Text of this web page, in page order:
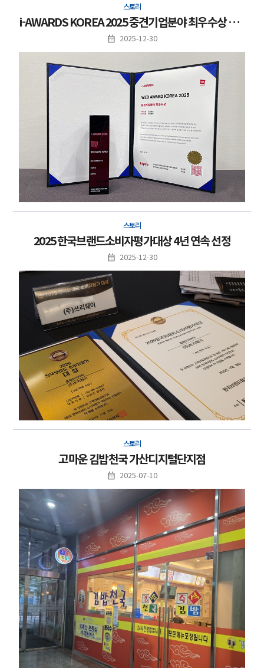
스토리
i-AWARDS KOREA 2025 중견기업분야 최우수상 수상
2025-12-30
스토리
2025 한국브랜드소비자평가대상 4년 연속 선정
2025-12-30
스토리
고마운 김밥천국 가산디지털단지점
2025-07-10